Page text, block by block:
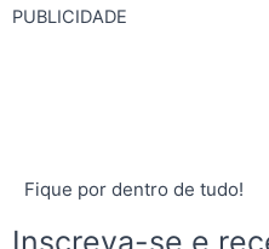
PUBLICIDADE
Fique por dentro de tudo!